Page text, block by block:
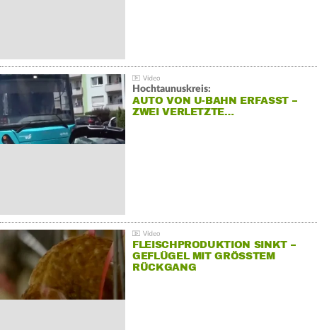
Hochtaunuskreis:
AUTO VON U-BAHN ERFASST –
ZWEI VERLETZTE…
FLEISCHPRODUKTION SINKT –
GEFLÜGEL MIT GRÖSSTEM R
ÜCKGANG